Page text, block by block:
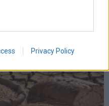
Privacy Policy